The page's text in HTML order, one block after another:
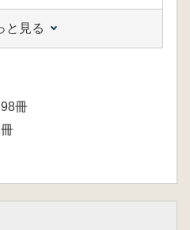
日
り)
不可)
土師器 岩手・宮城地
る黒色土器出現の様相
と見る
冊